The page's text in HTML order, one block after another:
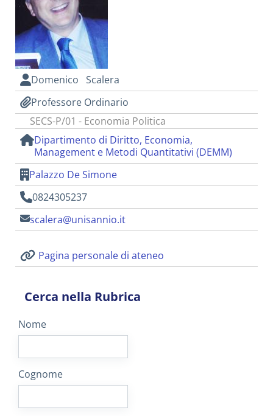
Domenico Scalera
Professore Ordinario
SECS-P/01 - Economia Politica
Dipartimento di Diritto, Economia,
Management e Metodi Quantitativi (DEMM)
Palazzo De Simone
0824305237
scalera@unisannio.it
Pagina personale di ateneo
Cerca nella Rubrica
Nome
Cognome